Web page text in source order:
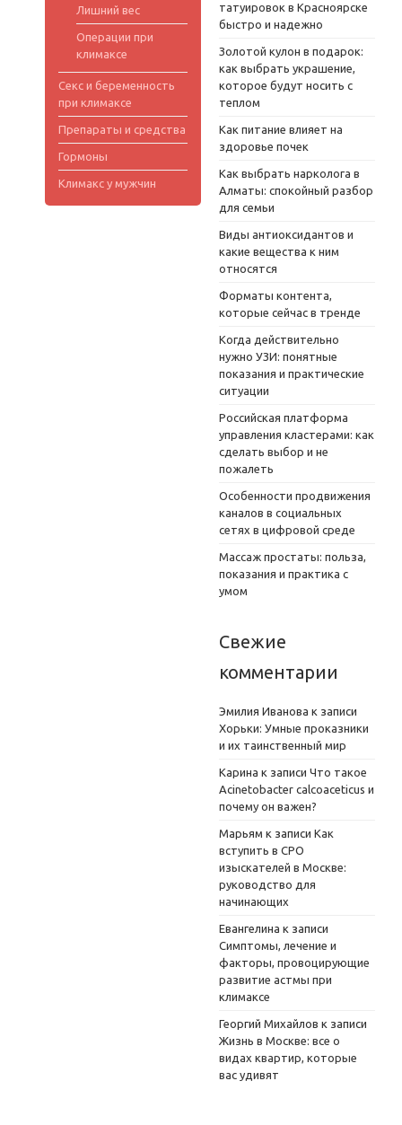
Лишний вес
Операции при
климаксе
Секс и беременность
при климаксе
Препараты и средства
Гормоны
Климакс у мужчин
татуировок в Красноярске
быстро и надежно
Золотой кулон в подарок:
как выбрать украшение,
которое будут носить с
теплом
Как питание влияет на
здоровье почек
Как выбрать нарколога в
Алматы: спокойный разбор
для семьи
Виды антиоксидантов и
какие вещества к ним
относятся
Форматы контента,
которые сейчас в тренде
Когда действительно
нужно УЗИ: понятные
показания и практические
ситуации
Российская платформа
управления кластерами: как
сделать выбор и не
пожалеть
Особенности продвижения
каналов в социальных
сетях в цифровой среде
Массаж простаты: польза,
показания и практика с
умом
Свежие
комментарии
Эмилия Иванова к записи
Хорьки: Умные проказники
и их таинственный мир
Карина к записи Что такое
Acinetobacter calcoaceticus и
почему он важен?
Марьям к записи Как
вступить в СРО
изыскателей в Москве:
руководство для
начинающих
Евангелина к записи
Симптомы, лечение и
факторы, провоцирующие
развитие астмы при
климаксе
Георгий Михайлов к записи
Жизнь в Москве: все о
видах квартир, которые
вас удивят